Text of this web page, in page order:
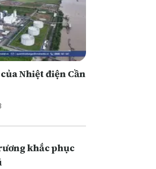
Nhiệt điện Cần
khắc phục